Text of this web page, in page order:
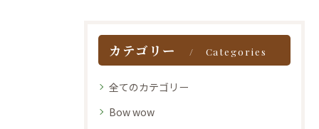
カテゴリー Categories
全てのカテゴリー
Bow wow